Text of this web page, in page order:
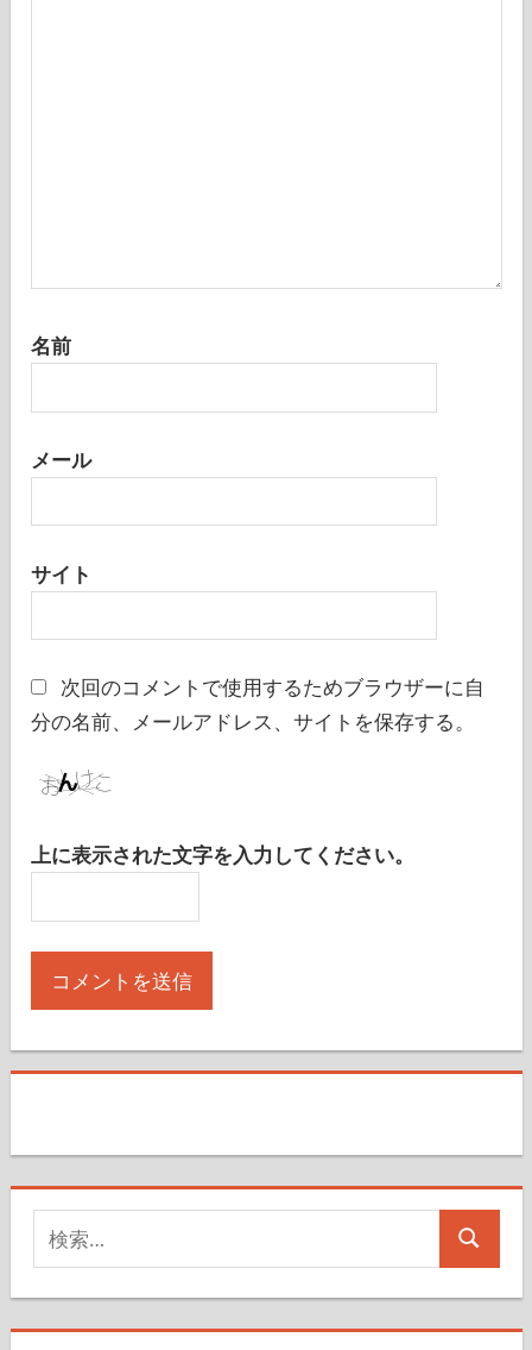
名前
メール
サイト
次回のコメントで使用するためブラウザーに自
分の名前、メールアドレス、サイトを保存する。
上に表示された文字を入力してください。
索
対
象:
検